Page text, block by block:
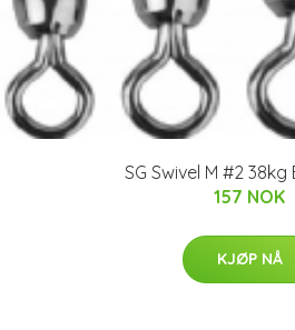
SG Swivel M #2 38kg
157 NOK
KJØP NÅ